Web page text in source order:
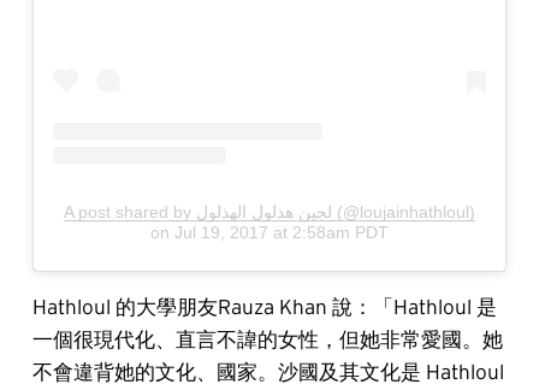
A post shared by لجين هذلول الهذلول (@loujainhathloul)
on Jul 19, 2017 at 2:58am PDT
Hathloul 的大學朋友Rauza Khan 說：「Hathloul 是
一個很現代化、直言不諱的女性，但她非常愛國。她
不會違背她的文化、國家。沙國及其文化是 Hathloul